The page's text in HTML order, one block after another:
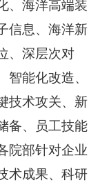
海洋高端装
信息、海洋新
、深层次对
能化改造、
技术攻关、新
备、员工技能
院部针对企业
术成果、科研